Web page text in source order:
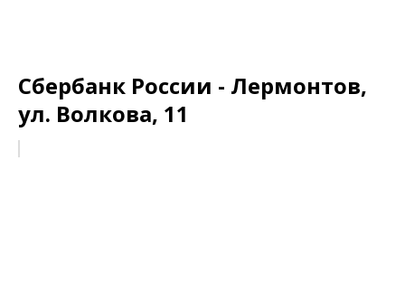
Сбербанк России - Лермонтов,
ул. Волкова, 11